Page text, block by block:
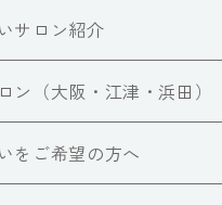
サロン紹介
ン（大阪・江津・浜田）
をご希望の方へ